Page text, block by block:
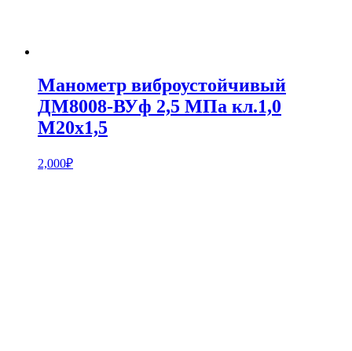
Манометр виброустойчивый
ДМ8008-ВУф 2,5 МПа кл.1,0
М20х1,5
2,000₽